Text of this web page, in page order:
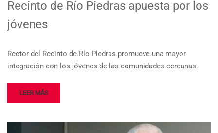
Recinto de Río Piedras apuesta por los
jóvenes
Rector del Recinto de Río Piedras promueve una mayor
integración con los jóvenes de las comunidades cercanas.
LEER MÁS